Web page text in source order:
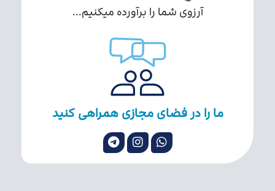
آرزوی شما را برآورده میکنیم...
ما را در فضای مجازی همراهی کنید